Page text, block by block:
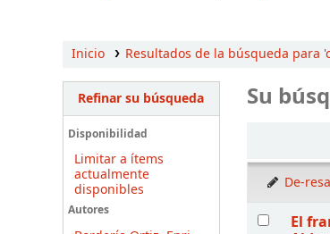
Inicio Resultados de la búsqueda para
Refinar su búsqueda
Disponibilidad
Limitar a ítems
actualmente
disponibles
Autores
Su
De-
Resultados
El